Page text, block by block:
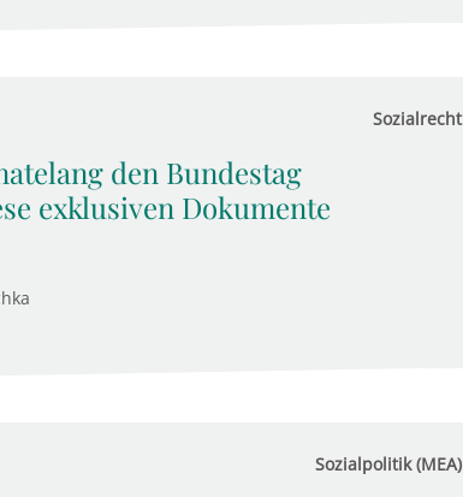
Sozialrecht
den Bundestag
exklusiven Dokumente
Sozialpolitik (MEA)